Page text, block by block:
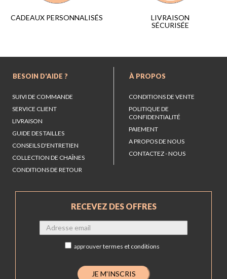
CADEAUX PERSONNALISÉS
LIVRAISON
SÉCURISÉE
BESOIN D'AIDE ?
SUIVI DE COMMANDE
SERVICE CLIENT
LIVRAISON
GUIDE DES TAILLES
CONSEILS D'ENTRETIEN
COLLECTION DE CHAÎNES
CONDITIONS DE RETOUR
À PROPOS
CONDITIONS DE VENTE
POLITIQUE DE
CONFIDENTIALITÉ
PAIEMENT
A PROPOS DE NOUS
CONTACTEZ - NOUS
RECEVEZ DES OFFRES
approuvertermes et conditions